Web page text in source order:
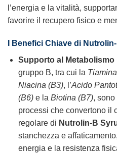
l’energia e la vitalità,
favorire il recupero fisico e
I Benefici Chiave di
Supporto al Metabolismo
gruppo B, tra cui la
Niacina (B3), l’Acido
(B6)e la Biotina (B7), sono
processi che convertono il
regolare di Nutrolin-B
stanchezza e
energia e la resistenza